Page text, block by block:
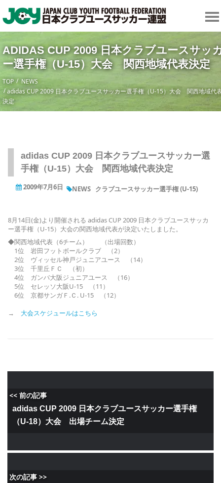
ADIDAS CUP 2009 日本クラブユースサッ
ー選手権（U-15）大会 関西地域代表決定
TOP
NEWS
adidas CUP 2009 日本クラブユースサッカー選手権（U-15）大会 関西地域代
決定
adidas CUP 2009 日本クラブユースサッカー選
手権（U-15）大会 関西地域代表決定
2009年7月6日 NEWS クラブユースサッカー選手権 (U-15)
8月14日(金)より開催される adidas CUP 2009 日本クラブユースサッカ
ー選手権（U-15）大会の関西地域代表が決定いたしました。
◆関西地域代表（6チーム） （出場回数）
1位 岩田フットボールクラブ （2）
2位 ヴィッセル神戸ジュニアユース （14）
3位 千里丘ＦＣ （初）
4位 ガンバ大阪ジュニアユース （16）
5位 セレッソ大阪U-15 （11）
6位 京都サンガＦ.Ｃ. U-15 （12）
→ 大会スケジュールはこちら
<< 前の記事
adidas CUP 2009 日本クラブユースサッカー選手権
（U-18）大会 出場チーム決定
次の記事 >>